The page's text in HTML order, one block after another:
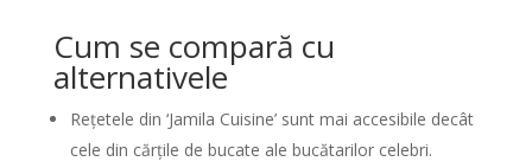
Cum se compară cu
alternativele
Rețetele din ‘Jamila Cuisine’ sunt mai accesibile decât
cele din cărțile de bucate ale bucătarilor celebri.